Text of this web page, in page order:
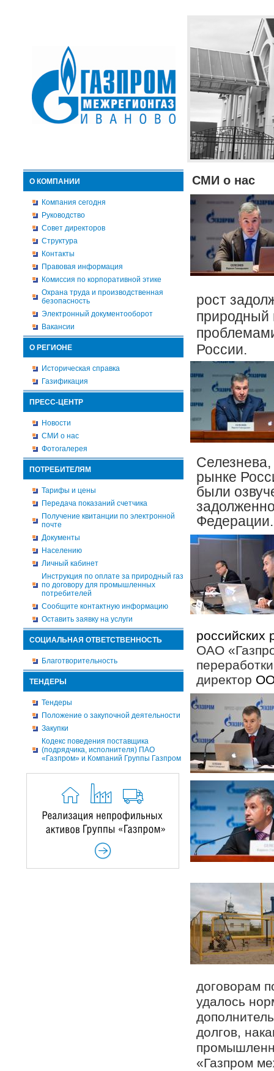
О КОМПАНИИ
Компания сегодня
Руководство
Совет директоров
Структура
Контакты
Правовая информация
Комиссия по корпоративной этике
Охрана труда и производственная
безопасность
Электронный документооборот
Вакансии
О РЕГИОНЕ
Историческая справка
Газификация
ПРЕСС-ЦЕНТР
Новости
СМИ о нас
Фотогалерея
ПОТРЕБИТЕЛЯМ
Тарифы и цены
Передача показаний счетчика
Получение квитанции по электронной
почте
Документы
Населению
Личный кабинет
Инструкция по оплате за природный газ
по договору для промышленных
потребителей
Сообщите контактную информацию
Оставить заявку на услуги
СОЦИАЛЬНАЯ ОТВЕТСТВЕННОСТЬ
Благотворительность
ТЕНДЕРЫ
Тендеры
Положение о закупочной деятельности
Закупки
Кодекс поведения поставщика
(подрядчика, исполнителя) ПАО
«Газпром» и Компаний Группы Газпром
СМИ о нас
рост
природный
России.
рынке
были
российских
ОАО
директор
договорам
удалось
долгов,
«Газпром